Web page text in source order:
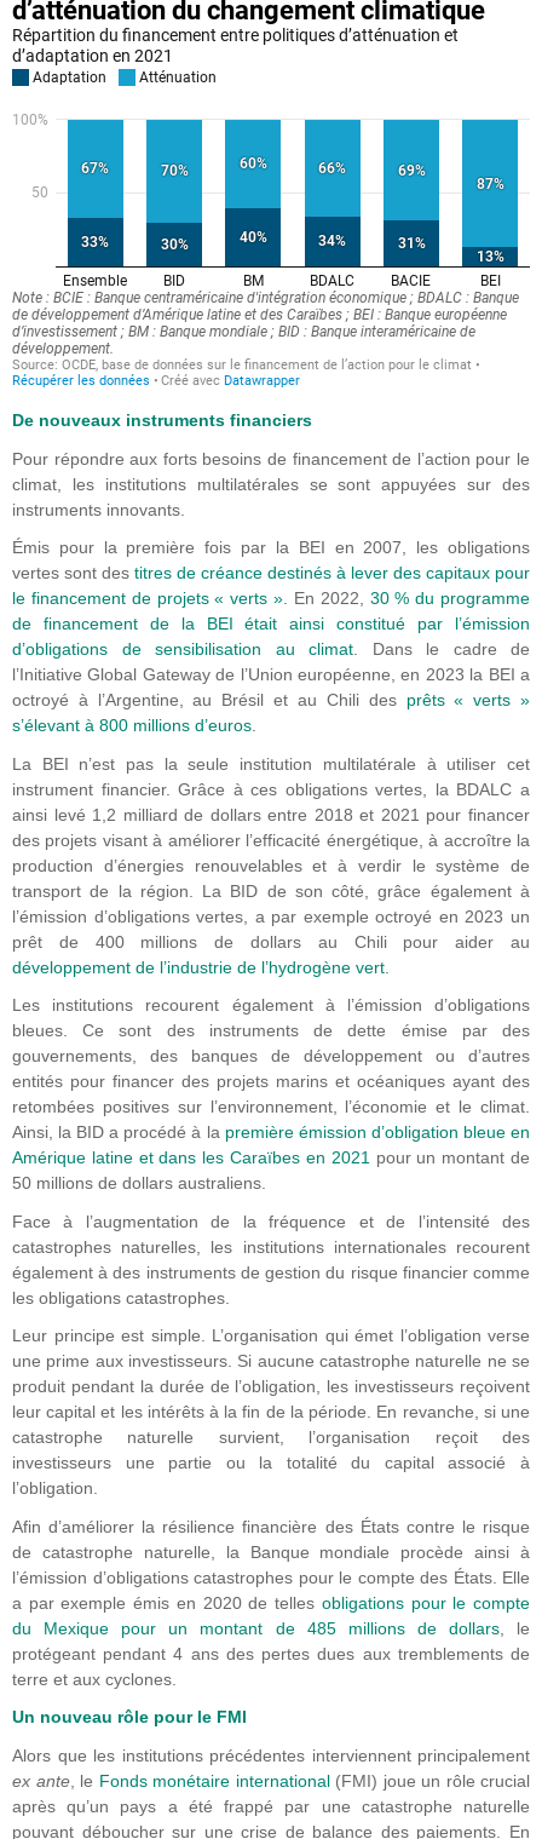
De nouveaux instruments financiers
Pour répondre aux forts besoins de financement de l’action pour le
climat, les institutions multilatérales se sont appuyées sur des
instruments innovants.
Émis pour la première fois par la BEI en 2007, les obligations
vertes sont des titres de créance destinés à lever des capitaux pour
le financement de projets « verts ». En 2022, 30 % du programme
de financement de la BEI était ainsi constitué par l’émission
d’obligations de sensibilisation au climat. Dans le cadre de
l’Initiative Global Gateway de l’Union européenne, en 2023 la BEI a
octroyé à l’Argentine, au Brésil et au Chili des prêts « verts »
s’élevant à 800 millions d’euros.
La BEI n’est pas la seule institution multilatérale à utiliser cet
instrument financier. Grâce à ces obligations vertes, la BDALC a
ainsi levé 1,2 milliard de dollars entre 2018 et 2021 pour financer
des projets visant à améliorer l’efficacité énergétique, à accroître la
production d’énergies renouvelables et à verdir le système de
transport de la région. La BID de son côté, grâce également à
l’émission d’obligations vertes, a par exemple octroyé en 2023 un
prêt de 400 millions de dollars au Chili pour aider au
développement de l’industrie de l’hydrogène vert
Les institutions recourent également à l’émission d’obligations
bleues. Ce sont des instruments de dette émise par des
gouvernements, des banques de développement ou d’autres
entités pour financer des projets marins et océaniques ayant des
retombées positives sur l’environnement, l’économie et le climat.
Ainsi, la BID a procédé à la première émission d’obligation bleue en
Amérique latine et dans les Caraïbes en 2021pour un montant de
50 millions de dollars australiens.
Face à l’augmentation de la fréquence et de l’intensité des
catastrophes naturelles, les institutions internationales recourent
également à des instruments de gestion du risque financier comme
les obligations catastrophes.
Leur principe est simple. L’organisation qui émet l’obligation verse
une prime aux investisseurs. Si aucune catastrophe naturelle ne se
produit pendant la durée de l’obligation, les investisseurs reçoivent
leur capital et les intérêts à la fin de la période. En revanche, si une
catastrophe naturelle survient, l’organisation reçoit des
investisseurs une partie ou la totalité du capital associé à
l’obligation.
Afin d’améliorer la résilience financière des États contre le risque
de catastrophe naturelle, la Banque mondiale procède ainsi à
l’émission d’obligations catastrophes pour le compte des États. Elle
a par exemple émis en 2020 de telles obligations pour le compte
du Mexique pour un montant de 485 millions de dollars, le
protégeant pendant 4 ans des pertes dues aux tremblements de
terre et aux cyclones.
Un nouveau rôle pour le FMI
Alors que les institutions précédentes interviennent principalement
ex ante, le Fonds monétaire international(FMI) joue un rôle crucial
après qu’un pays a été frappé par une catastrophe naturelle
pouvant déboucher sur une crise de balance des paiements. En